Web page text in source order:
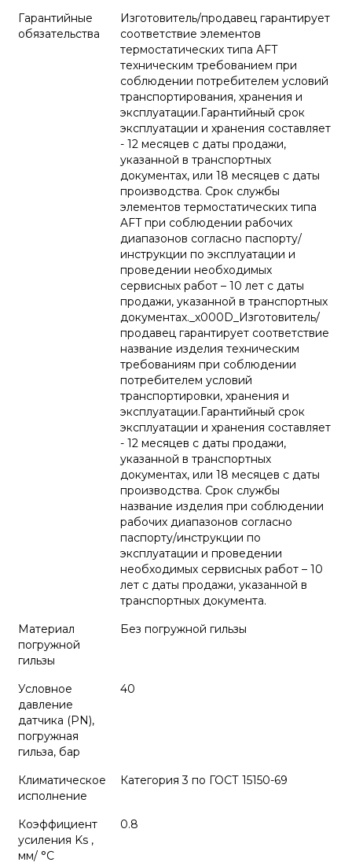
Гарантийные
обязательства
Изготовитель/продавец гарантирует
соответствие элементов
термостатических типа AFT
техническим требованием при
соблюдении потребителем условий
транспортирования, хранения и
эксплуатации.Гарантийный срок
эксплуатации и хранения составляет
- 12 месяцев с даты продажи,
указанной в транспортных
документах, или 18 месяцев с даты
производства. Срок службы
элементов термостатических типа
AFT при соблюдении рабочих
диапазонов согласно паспорту/
инструкции по эксплуатации и
проведении необходимых
сервисных работ – 10 лет с даты
продажи, указанной в транспортных
документах._x000D_Изготовитель/
продавец гарантирует соответствие
название изделия техническим
требованиям при соблюдении
потребителем условий
транспортировки, хранения и
эксплуатации.Гарантийный срок
эксплуатации и хранения составляет
- 12 месяцев с даты продажи,
указанной в транспортных
документах, или 18 месяцев с даты
производства. Срок службы
название изделия при соблюдении
рабочих диапазонов согласно
паспорту/инструкции по
эксплуатации и проведении
необходимых сервисных работ – 10
лет с даты продажи, указанной в
транспортных документа.
Материал
погружной
гильзы
Без погружной гильзы
Условное
давление
датчика (PN),
погружная
гильза, бар
40
Климатическое
исполнение
Категория 3 по ГОСТ 15150-69
Коэффициент
усиления Ks ,
мм/ °C
0.8